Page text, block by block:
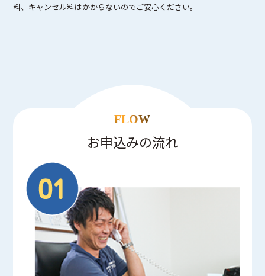
料、キャンセル料はかからないのでご安心ください。
FLOW
お申込みの流れ